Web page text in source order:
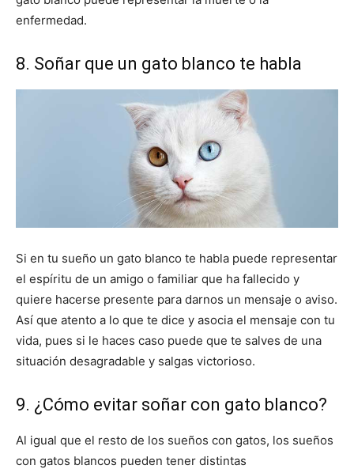
enfermedad.
8. Soñar que un gato blanco te habla
Si en tu sueño un gato blanco te habla puede representar
el espíritu de un amigo o familiar que ha fallecido y
quiere hacerse presente para darnos un mensaje o aviso.
Así que atento a lo que te dice y asocia el mensaje con tu
vida, pues si le haces caso puede que te salves de una
situación desagradable y salgas victorioso.
9. ¿Cómo evitar soñar con gato blanco?
Al igual que el resto de los sueños con gatos, los sueños
con gatos blancos pueden tener distintas